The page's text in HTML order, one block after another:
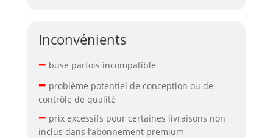
Inconvénients
– buse parfois incompatible
– problème potentiel de conception ou de
contrôle de qualité
– prix excessifs pour certaines livraisons non
inclus dans l’abonnement premium